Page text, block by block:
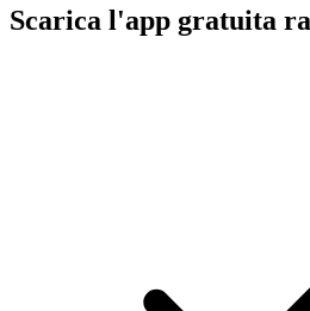
Scarica l'app gratuita